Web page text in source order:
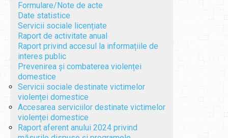
Formulare/Note de acte
Date statistice
Servicii sociale licențiate
Raport de activitate anual
Raport privind accesul la informațiile de
interes public
Prevenirea și combaterea violenței
domestice
Servicii sociale destinate victimelor
violenței domestice
Accesarea serviciilor destinate victimelor
violenței domestice
Raport aferent anului 2024 privind